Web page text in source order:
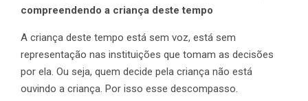
compreendendo a criança deste tempo
A criança deste tempo está sem voz, está sem
representação nas instituições que tomam as decisões
por ela. Ou seja, quem decide pela criança não está
ouvindo a criança. Por isso esse descompasso.